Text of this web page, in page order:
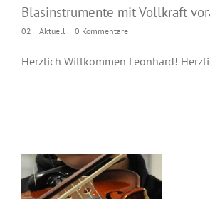
Blasinstrumente mit Vollkraft
02 _ Aktuell | 0 Kommentare
Herzlich Willkommen Leonhard!